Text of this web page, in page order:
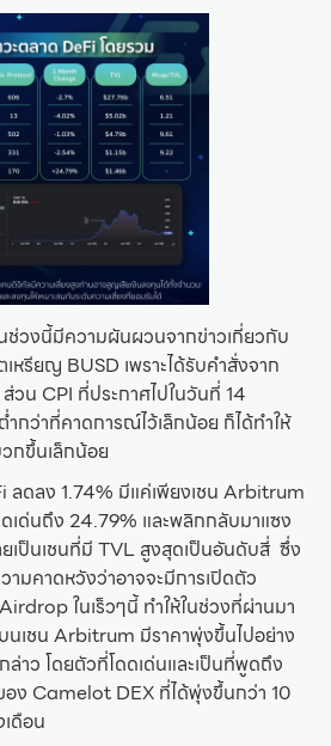
ช่วงนี้มีความผันผวนจากข่าวเกี่ยวกับ
หรียญ BUSD เพราะได้รับคำสั่งจาก
น CPI ที่ประกาศไปในวันที่ 14
กว่าที่คาดการณ์ไว้เล็กน้อย ก็ได้ทำให้
กขึ้นเล็กน้อย
ลดลง 1.74% มีแค่เพียงเชน Arbitrum
เด่นถึง 24.79% และพลิกกลับมาแซง
เป็นเชนที่มี TVL สูงสุดเป็นอันดับสี่ ซึ่ง
มคาดหวังว่าอาจจะมีการเปิดตัว
ในเร็วๆนี้ ทำให้ในช่วงที่ผ่านมา
นเชน Arbitrum มีราคาพุ่งขึ้นไปอย่าง
ล่าว โดยตัวที่โดดเด่นและเป็นที่พูดถึง
ง Camelot DEX ที่ได้พุ่งขึ้นกว่า 10
เดือน